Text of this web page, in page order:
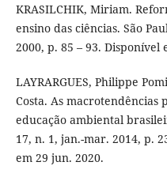
KRASILCHIK, Miriam.
ensino das ciências. São
2000, p. 85 – 93. Disponível
LAYRARGUES, Philippe
Costa. As macrotendências
educação ambiental
17, n. 1, jan.-mar. 2014, p.
em 29 jun. 2020.